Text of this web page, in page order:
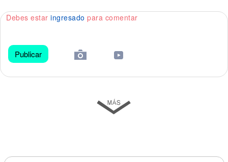
Debes estar ingresado para comentar
Publicar